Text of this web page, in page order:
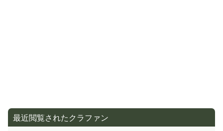
最近閲覧されたクラファン